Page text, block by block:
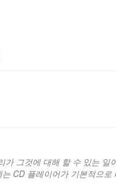
가 그것에 대해 할 수 있는 일
CD 플레이어가 기본적으로